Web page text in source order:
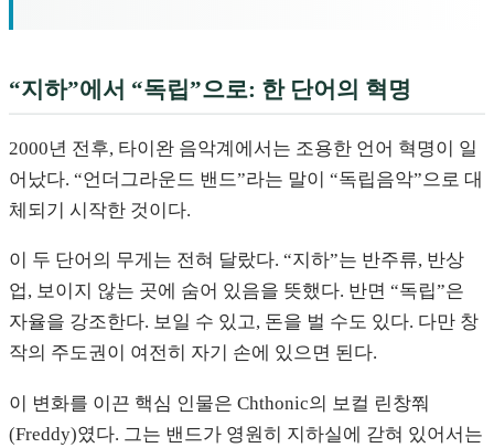
“지하”에서 “독립”으로: 한 단어의 혁명
2000년 전후, 타이완 음악계에서는 조용한 언어 혁명이 일
어났다. “언더그라운드 밴드”라는 말이 “독립음악”으로 대
체되기 시작한 것이다.
이 두 단어의 무게는 전혀 달랐다. “지하”는 반주류, 반상
업, 보이지 않는 곳에 숨어 있음을 뜻했다. 반면 “독립”은
자율을 강조한다. 보일 수 있고, 돈을 벌 수도 있다. 다만 창
작의 주도권이 여전히 자기 손에 있으면 된다.
이 변화를 이끈 핵심 인물은 Chthonic의 보컬 린창쭤
(Freddy)였다. 그는 밴드가 영원히 지하실에 갇혀 있어서는